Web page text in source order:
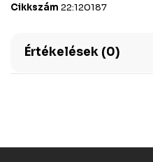
Cikkszám 22:120187
Értékelések (0)